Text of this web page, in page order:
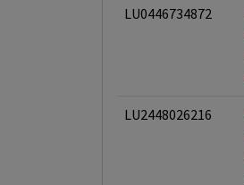
LU0446734872
LU2448026216